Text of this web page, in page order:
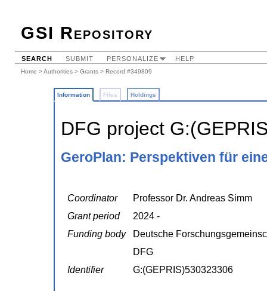
GSI Repository
SEARCH SUBMIT PERSONALIZE HELP
Home >Authorities > Grants > Record #349809
Information Files Holdings
DFG project
GeroPlan: Perspektiven für
Coordinator
Professor Dr. Andreas Simm
Grant period
2024 -
Funding body
Deutsche
DFG
Identifier
G:(GEPRIS)530323306